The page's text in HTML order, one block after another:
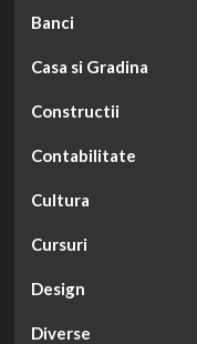
Banci
Casa si Gradina
Constructii
Contabilitate
Cultura
Cursuri
Design
Diverse